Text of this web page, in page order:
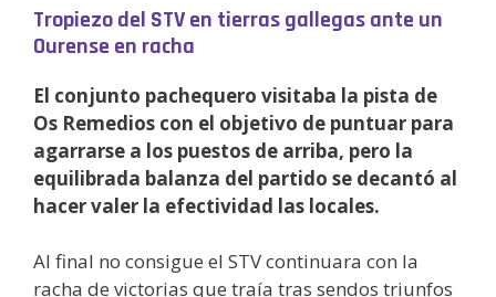
Tropiezo del STV en tierras gallegas ante un
Ourense en racha
El conjunto pachequero visitaba la pista de
Os Remedios con el objetivo de puntuar para
agarrarse a los puestos de arriba, pero la
equilibrada balanza del partido se decantó al
hacer valer la efectividad las locales.
Al final no consigue el STV continuara con la
racha de victorias que traía tras sendos triunfos